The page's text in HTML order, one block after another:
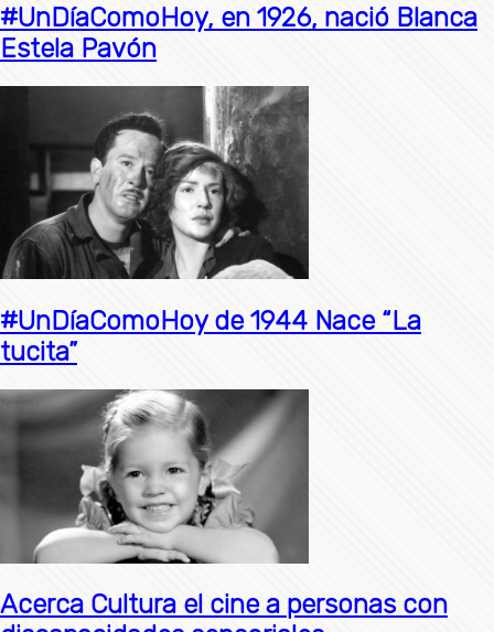
#UnDíaComoHoy, en 1926, nació Blanca
Estela Pavón
#UnDíaComoHoy de 1944 Nace “La
tucita”
Acerca Cultura el cine a personas con